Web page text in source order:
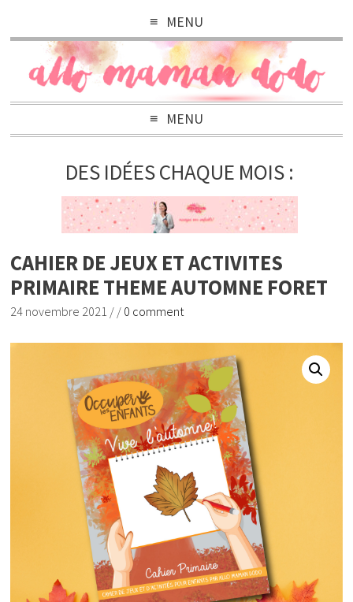
MENU
MENU
DES IDÉES CHAQUE MOIS :
CAHIER DE JEUX ET ACTIVITES
PRIMAIRE THEME AUTOMNE FORET
24 novembre 2021 / / 0 comment